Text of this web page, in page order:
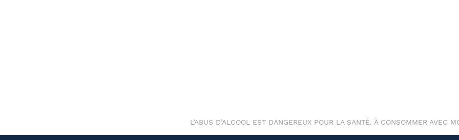
L’ABUS D’ALCOOL EST DANGEREUX POUR LA SANTÉ. À CONSOMMER AVEC